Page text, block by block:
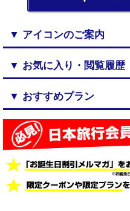
▼ アイコンのご案内
▼ お気に入り・閲覧履歴
▼ おすすめプラン